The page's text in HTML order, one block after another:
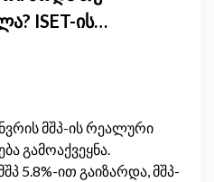
ISET-ის
მშპ-ის რეალური
გამოაქვეყნა.
5.8%-ით გაიზარდა, მშპ-